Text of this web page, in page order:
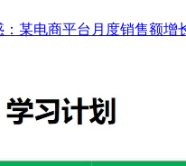
某电商平台月度销售额